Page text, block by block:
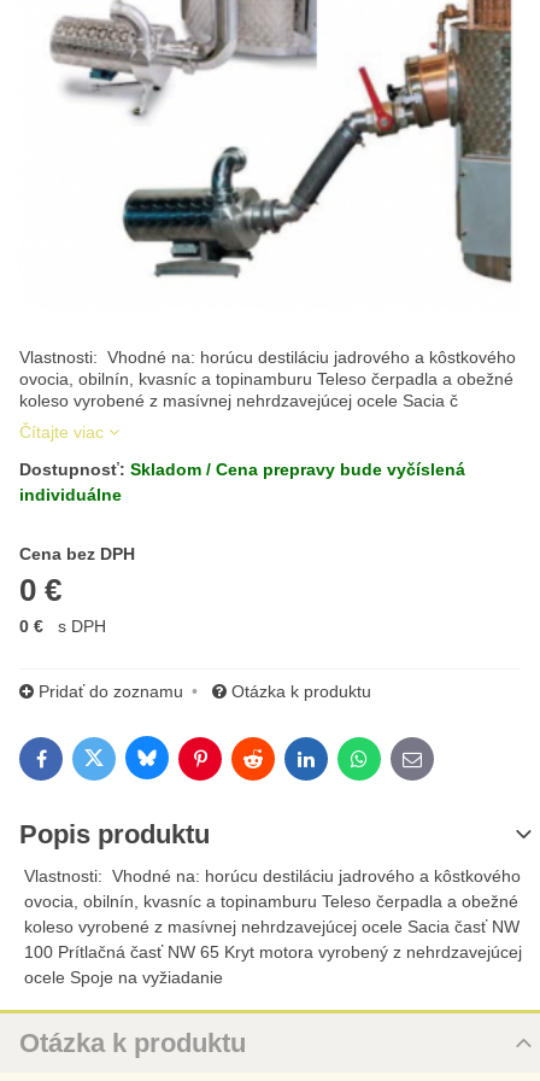
Vlastnosti: Vhodné na: horúcu destiláciu jadrového a kôstkového
ovocia, obilnín, kvasníc a topinamburu Teleso čerpadla a obežné
koleso vyrobené z masívnej nehrdzavejúcej ocele Sacia č
Čítajte viac
Dostupnosť: Skladom / Cena prepravy bude vyčíslená
individuálne
Cena bez DPH
0 €
Cena s DPH
0 € s DPH
Pridať do zoznamu Otázka k produktu
FacebookTwitterBlueskyPinterestRedditLinkedInWhatsApp
E-mail
Popis produktu
Vlastnosti: Vhodné na: horúcu destiláciu jadrového a kôstkového
ovocia, obilnín, kvasníc a topinamburu Teleso čerpadla a obežné
koleso vyrobené z masívnej nehrdzavejúcej ocele Sacia časť NW
100 Prítlačná časť NW 65 Kryt motora vyrobený z nehrdzavejúcej
ocele Spoje na vyžiadanie
Otázka k produktu